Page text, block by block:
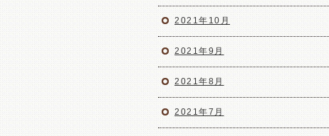
2021年10月
2021年9月
2021年8月
2021年7月